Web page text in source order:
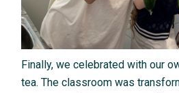
Finally, we celebrated with our
tea. The classroom was